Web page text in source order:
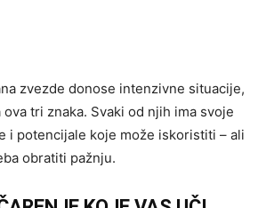
zvezde donose intenzivne situacije,
tri znaka. Svaki od njih ima svoje
i potencijale koje može iskoristiti – ali
obratiti pažnju.